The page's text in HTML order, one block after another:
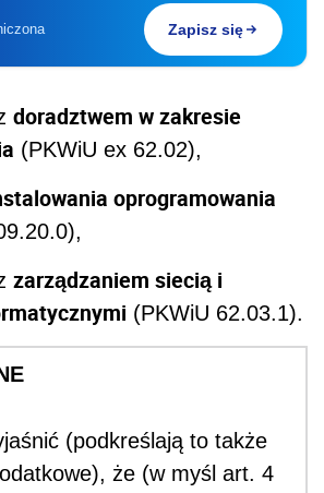
Zapisz się
doradztwem w zakresie
(PKWiU ex 62.02),
oprogramowania
zarządzaniem siecią i
(PKWiU 62.03.1).
(podkreślają to także
że (w myśl art. 4